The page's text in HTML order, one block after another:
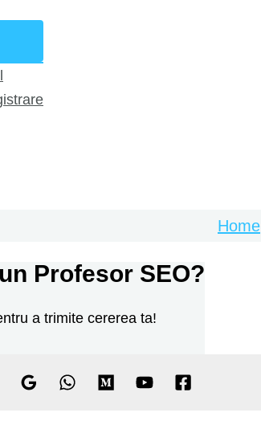
Home
Profesor SEO?
a trimite cererea ta!